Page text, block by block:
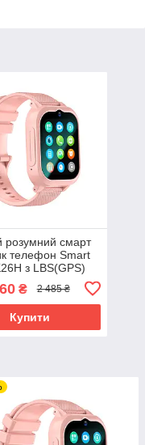
розумний смарт
телефон Smart
з LBS(GPS)
₴ 2 485 ₴
Купити